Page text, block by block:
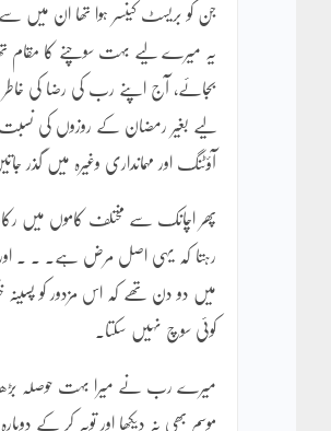
جن کو بریسٹ کینسر ہوا تھا ان میں
یہ میرے لیے بہت سوچنے کا مقام
بجائے، آج اپنے رب کی رضا کی خاطر
لیے بغیر رمضان کے روزوں کی نسبت
آؤٹنگ اور مہمانداری وغیرہ میں گذر
پھر اچانک سے مختلف کاموں میں
رہتا کہ یہی اصل مرض ہے۔ ۔ ۔ اور
میں دو دن تھے کہ اس مزدور کو
کوئی سوچ نہیں سکتا۔
میرے رب نے میرا بہت حوصلہ
موسم بھی نہ دیکھا اور توبہ کر کے